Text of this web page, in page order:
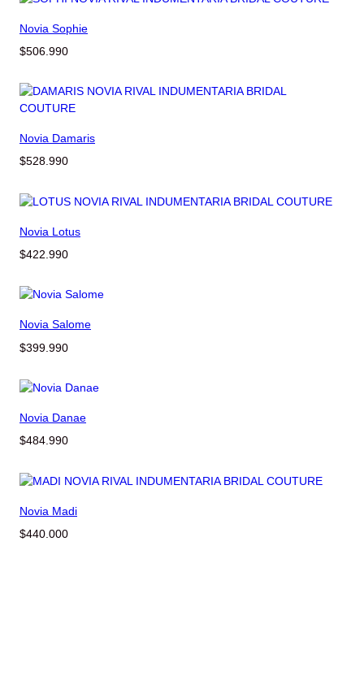
Novia Sophie
$506.990
Novia Damaris
$528.990
Novia Lotus
$422.990
Novia Salome
$399.990
Novia Danae
$484.990
Novia Madi
$440.000